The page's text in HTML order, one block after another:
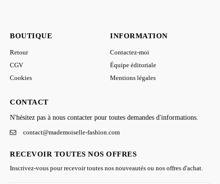
BOUTIQUE
Retour
CGV
Cookies
INFORMATION
Contactez-moi
Équipe éditoriale
Mentions légales
CONTACT
N'hésitez pas à nous contacter pour toutes demandes d'informations.
contact@mademoiselle-fashion.com
RECEVOIR TOUTES NOS OFFRES
Inscrivez-vous pour recevoir toutes nos nouveautés ou nos offres d'achat.